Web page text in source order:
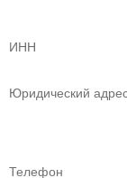
ИНН
Юридический
Телефон